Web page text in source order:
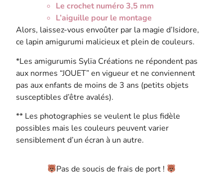
Le crochet numéro 3,5 mm
L’aiguille pour le montage
Alors, laissez-vous envoûter par la magie d’Isidore,
ce lapin amigurumi malicieux et plein de couleurs.
*Les amigurumis Sylïa Créations ne répondent pas
aux normes “JOUET” en vigueur et ne conviennent
pas aux enfants de moins de 3 ans (petits objets
susceptibles d’être avalés).
** Les photographies se veulent le plus fidèle
possibles mais les couleurs peuvent varier
sensiblement d’un écran à un autre.
Pas de soucis de frais de port !